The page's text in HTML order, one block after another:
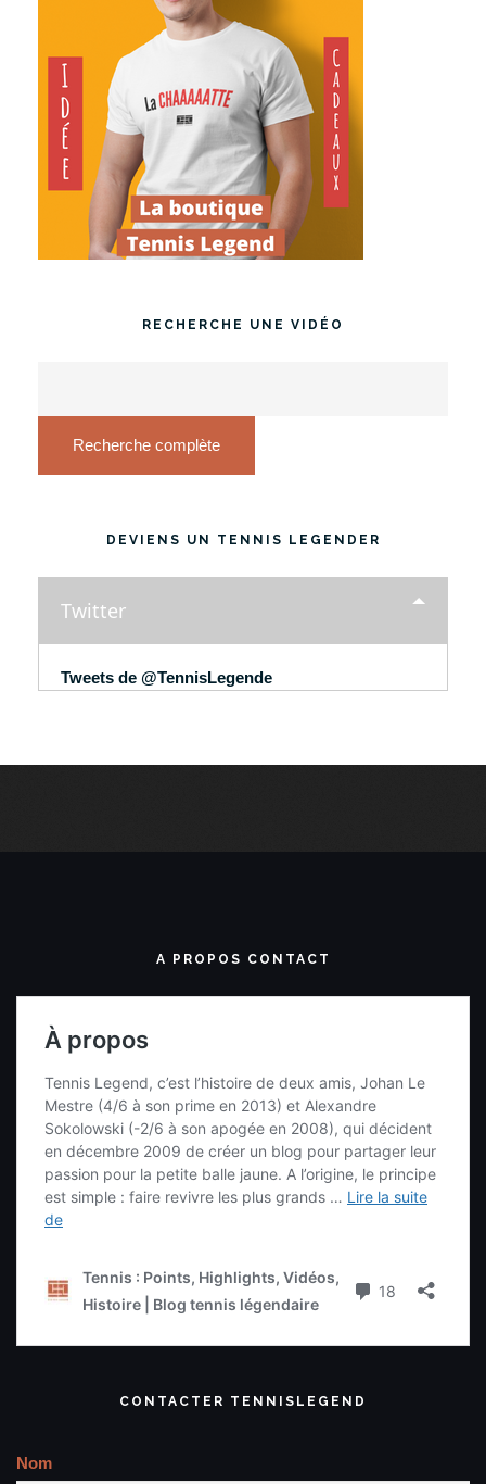
RECHERCHE UNE VIDÉO
Recherche complète
DEVIENS UN TENNIS LEGENDER
Twitter
Tweets de @TennisLegende
A PROPOS CONTACT
CONTACTER TENNISLEGEND
Nom